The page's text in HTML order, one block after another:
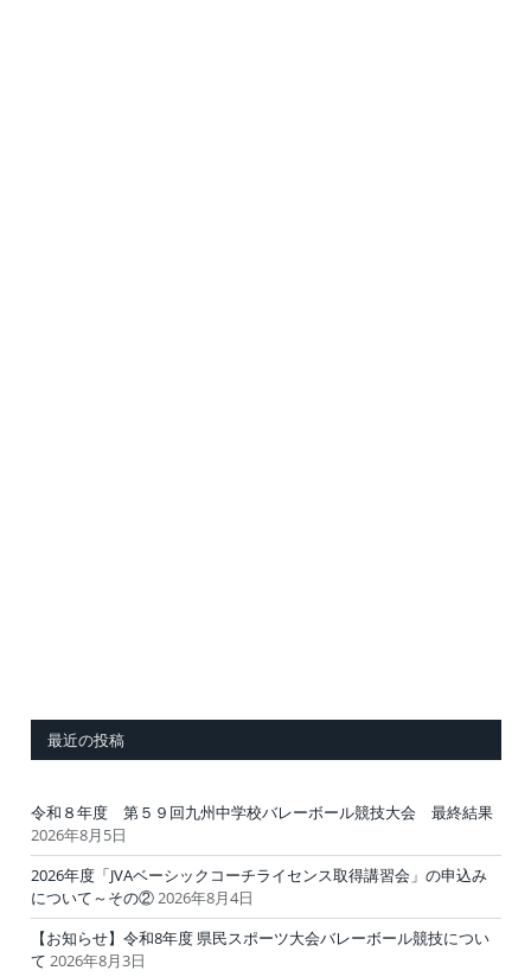
最近の投稿
令和８年度 第５９回九州中学校バレーボール競技大会 最終結果
2026年8月5日
2026年度「JVAベーシックコーチライセンス取得講習会」の申込み
について～その②2026年8月4日
【お知らせ】令和8年度 県民スポーツ大会バレーボール競技につい
て 2026年8月3日